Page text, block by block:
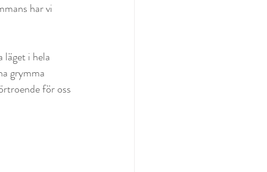
har vi
i hela
grymma
för oss